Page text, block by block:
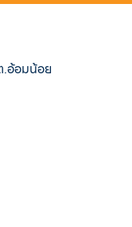
.อ้อมน้อย